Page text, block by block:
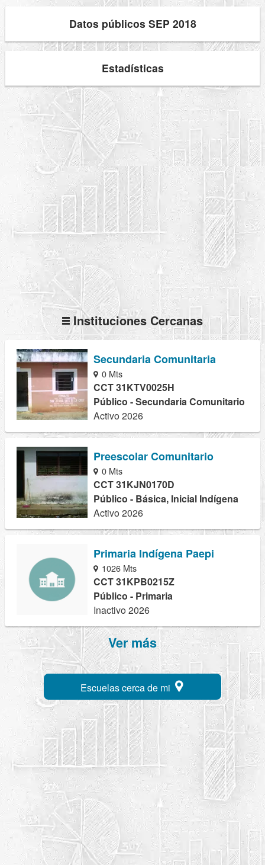
Datos públicos SEP 2018
Estadísticas
Instituciones Cercanas
Secundaria Comunitaria
0 Mts
CCT 31KTV0025H
Público - Secundaria Comunitario
Activo 2026
Preescolar Comunitario
0 Mts
CCT 31KJN0170D
Público - Básica, Inicial Indígena
Activo 2026
Primaria Indígena Paepi
1026 Mts
CCT 31KPB0215Z
Público - Primaria
Inactivo 2026
Ver más
Escuelas cerca de mi